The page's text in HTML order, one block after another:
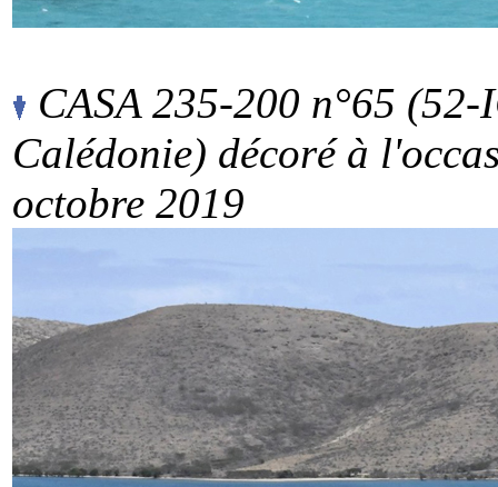
CASA 235-200 n°65
Calédonie) décoré à
octobre 2019